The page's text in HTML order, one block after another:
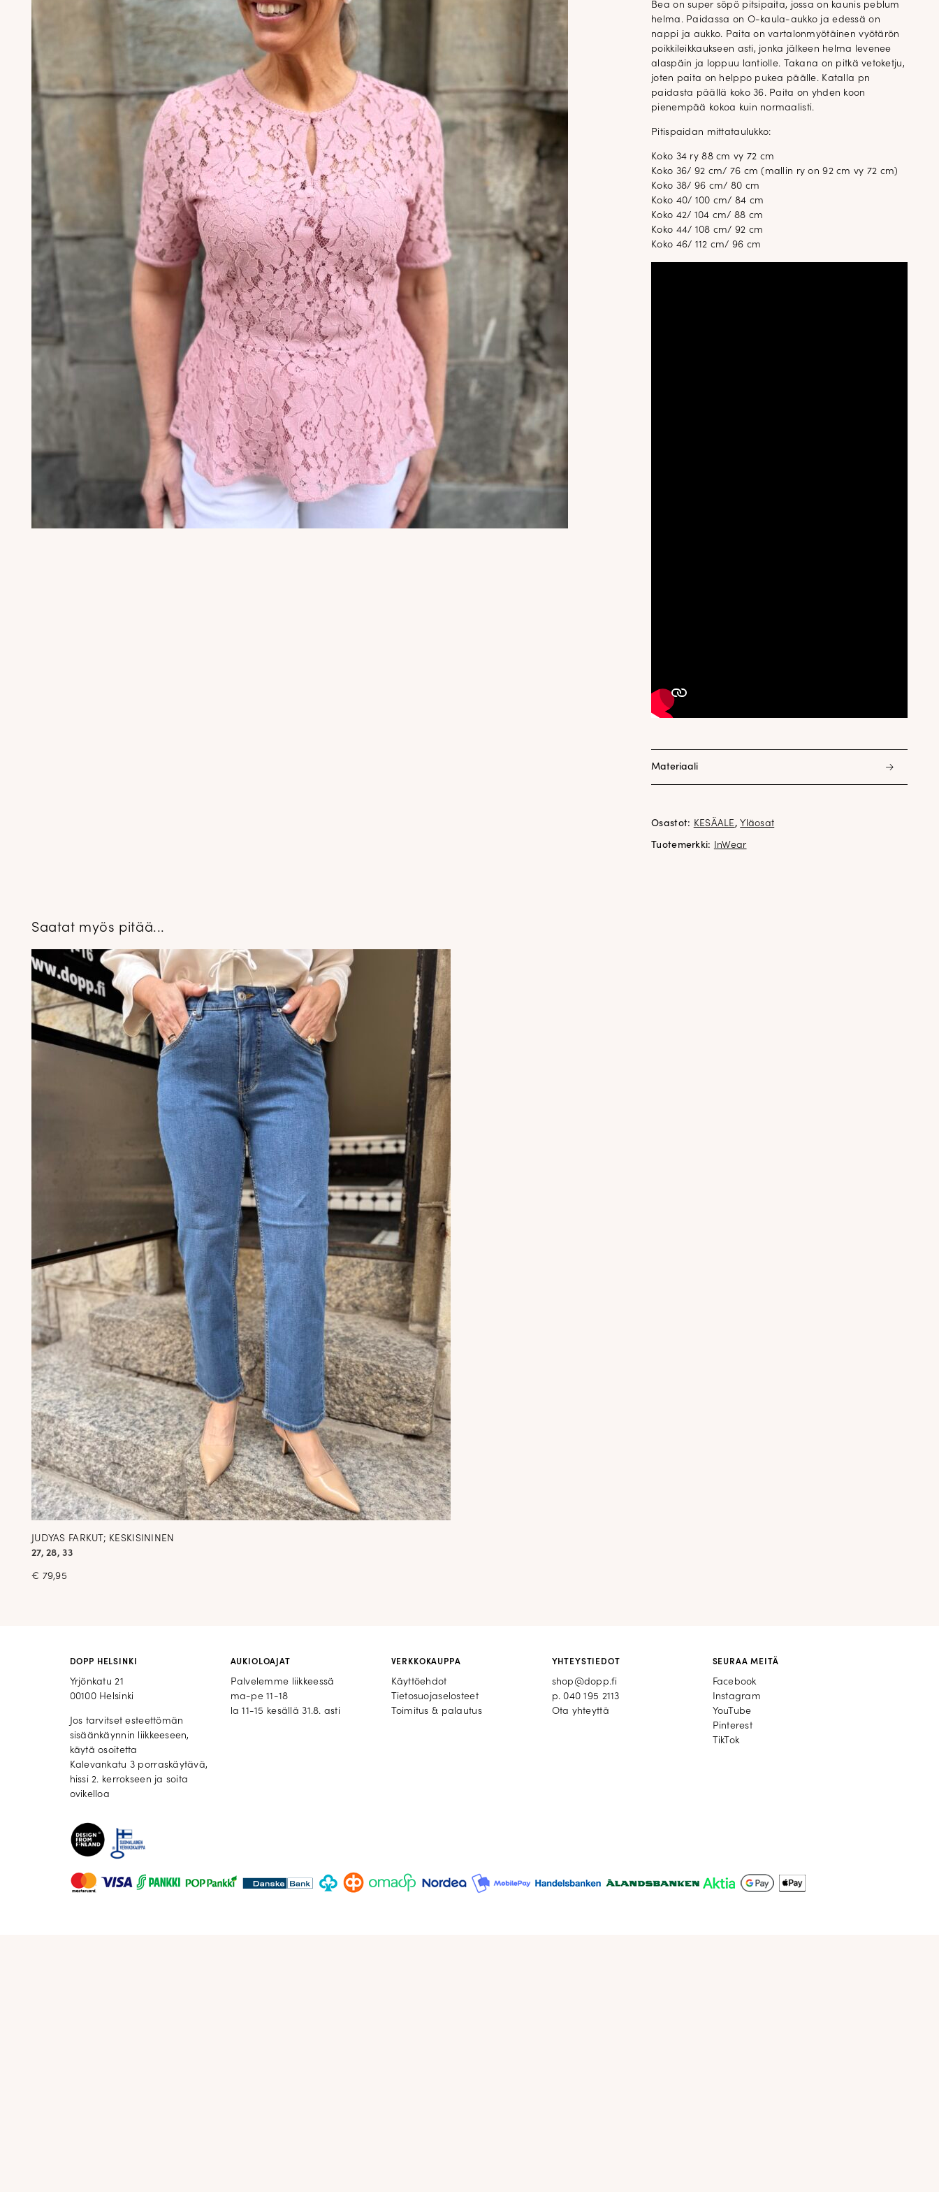
Bea on super söpö pitsipaita, jossa on kaunis peblum
helma. Paidassa on O-kaula-aukko ja edessä on
nappi ja aukko. Paita on vartalonmyötäinen vyötärön
poikkileikkaukseen asti, jonka jälkeen helma levenee
alaspäin ja loppuu lantiolle. Takana on pitkä vetoketju,
joten paita on helppo pukea päälle. Katalla pn
paidasta päällä koko 36. Paita on yhden koon
pienempää kokoa kuin normaalisti.
Pitispaidan mittataulukko:
Koko 34 ry 88 cm vy 72 cm
Koko 36/ 92 cm/ 76 cm (mallin ry on 92 cm vy 72 cm)
Koko 38/ 96 cm/ 80 cm
Koko 40/ 100 cm/ 84 cm
Koko 42/ 104 cm/ 88 cm
Koko 44/ 108 cm/ 92 cm
Koko 46/ 112 cm/ 96 cm
Materiaali
Osastot: KESÄALE , Yläosat
Tuotemerkki: InWear
Saatat myös pitää...
JUDYAS FARKUT; KESKISININEN
27, 28, 33
€ 79,95
DOPP HELSINKI
Yrjönkatu 21
00100 Helsinki
Jos tarvitset esteettömän
sisäänkäynnin liikkeeseen,
käytä osoitetta
Kalevankatu 3 porraskäytävä,
hissi 2. kerrokseen ja soita
ovikelloa
AUKIOLOAJAT
Palvelemme liikkeessä
ma-pe 11-18
la 11-15 kesällä 31.8. asti
VERKKOKAUPPA
Käyttöehdot
Tietosuojaselosteet
Toimitus & palautus
YHTEYSTIEDOT
shop@dopp.fi
p.040 195 2113
Ota yhteyttä
SEURAA MEITÄ
Facebook
Facebook
Instagram
Instagram
YouTube
YouTube
Pinterest
Pinterest
TikTok
TikTok